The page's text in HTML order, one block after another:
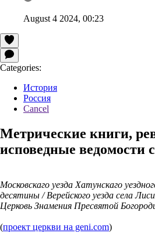
August 4 2024, 00:23
Categories:
История
Россия
Cancel
Метрические книги,
исповедные ведомости
Московскаго уезда Хатунскаго
десятины / Верейского уезда села
Церковь Знамения Пресвятой
(проект церкви на geni.com)